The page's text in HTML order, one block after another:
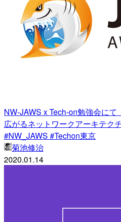
NW-JAWS x Tech-on勉強会に
広がるネットワークアーキテク
#NW_JAWS #Techon東京
菊池修治
2020.01.14